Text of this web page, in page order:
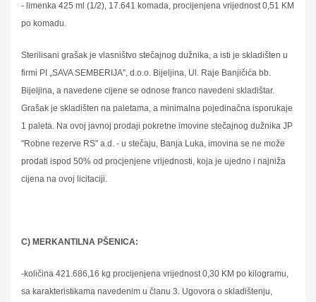
- limenka 425 ml (1/2), 17.641 komada, procijenjena vrijednost 0,51 KM
po komadu.
Sterilisani grašak je vlasništvo stečajnog dužnika, a isti je skladišten u
firmi PI „SAVA SEMBERIJA", d.o.o. Bijeljina, Ul. Raje Banjičića bb.
Bijeljina, a navedene cijene se odnose franco navedeni skladištar.
Grašak je skladišten na paletama, a minimalna pojedinačna isporukaje
1 paleta. Na ovoj javnoj prodaji pokretne imovine stečajnog dužnika JP
"Robne rezerve RS" a.d. - u stečaju, Banja Luka, imovina se ne može
prodati ispod 50% od procjenjene vrijednosti, koja je ujedno i najniža
cijena na ovoj licitaciji.
C) MERKANTILNA PŠENICA:
-količina 421.686,16 kg procijenjena vrijednost 0,30 KM po kilogramu,
sa karakteristikama navedenim u članu 3. Ugovora o skladištenju,